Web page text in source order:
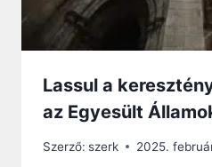
Lassul a
az Egyesült
Szerző: szerk 2025.